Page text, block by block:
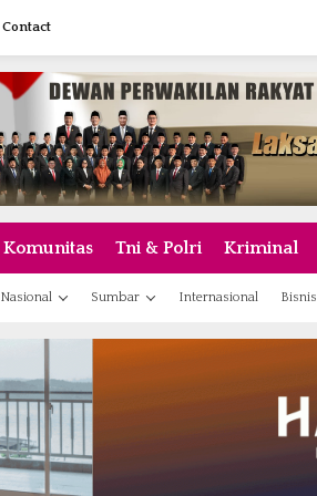
Contact
Komunitas Tni & Polri Kriminal
Nasional Sumbar Internasional Bisnis